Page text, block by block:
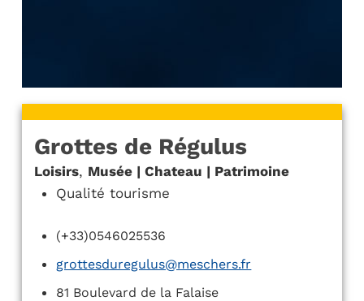
Grottes de Régulus
Loisirs, Musée | Chateau | Patrimoine
Qualité tourisme
(+33)0546025536
grottesduregulus@meschers.fr
81 Boulevard de la Falaise